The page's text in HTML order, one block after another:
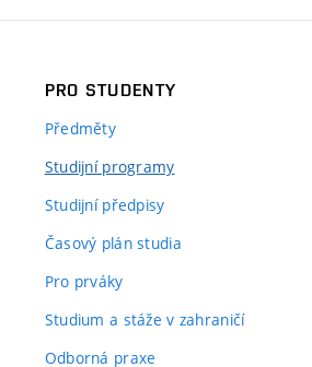
PRO STUDENTY
Předměty
Studijní programy
Studijní předpisy
Časový plán studia
Pro prváky
Studium a stáže v zahraničí
Odborná praxe